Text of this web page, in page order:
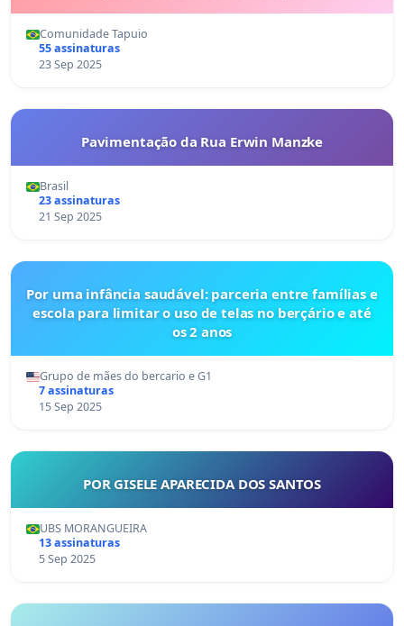
Comunidade Tapuio
55 assinaturas
23 Sep 2025
Pavimentação da Rua Erwin Manzke
Brasil
23 assinaturas
21 Sep 2025
Por uma infância saudável: parceria entre famílias e
escola para limitar o uso de telas no berçário e até
os 2 anos
Grupo de mães do bercario e G1
7 assinaturas
15 Sep 2025
POR GISELE APARECIDA DOS SANTOS
UBS MORANGUEIRA
13 assinaturas
5 Sep 2025